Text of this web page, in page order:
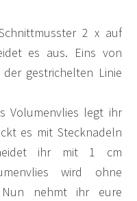
2 x auf
es aus. Eins von
gestrichelten Linie
Volumenvlies legt ihr
es mit Stecknadeln
ihr mit 1 cm
wird ohne
Nun nehmt ihr eure